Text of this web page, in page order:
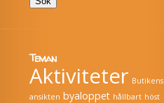
Teman
Aktiviteter Butikens
ansikten byaloppet hållbart höst